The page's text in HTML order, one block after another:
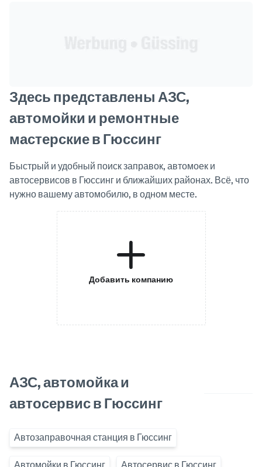
Здесь представлены АЗС,
автомойки и ремонтные
мастерские в Гюссинг
Быстрый и удобный поиск заправок, автомоек и
автосервисов в Гюссинг и ближайших районах. Всё, что
нужно вашему автомобилю, в одном месте.
Добавить компанию
АЗС, автомойка и
автосервис в Гюссинг
Автозаправочная станция в Гюссинг